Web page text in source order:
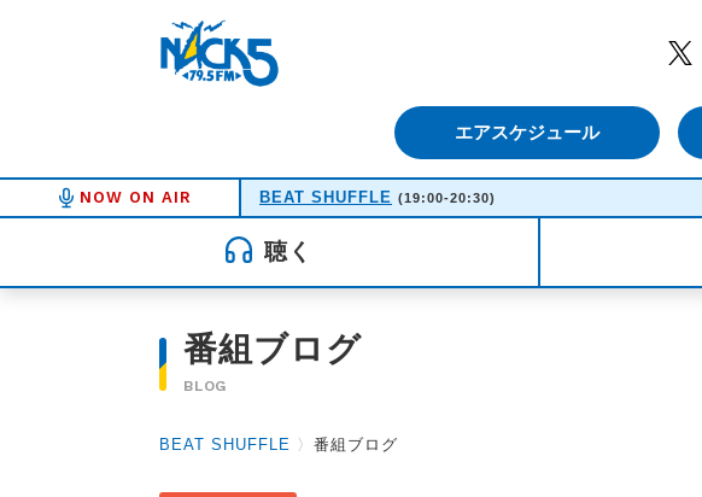
エアスケジュール
NOW ON AIR BEAT SHUFFLE (19:00-20:30)
聴く
番組ブログ
BLOG
BEAT SHUFFLE 〉 番組ブログ